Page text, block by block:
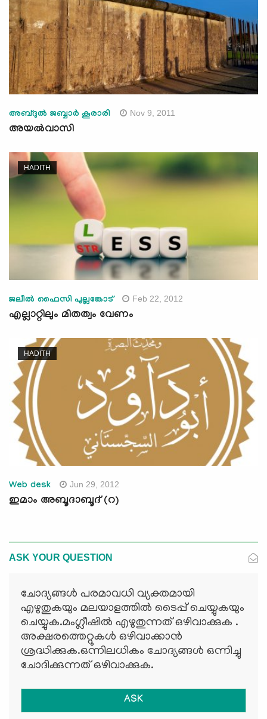
അബ്ദുല്‍ ജബ്ബാര്‍ കൂരാരി Nov 9, 2011
അയല്‍വാസി
HADITH
ജലീല്‍ ഫൈസി പുല്ലങ്കോട് Feb 22, 2012
എല്ലാറ്റിലും മിതത്വം വേണം
HADITH
Web desk Jun 29, 2012
ഇമാം അബൂദാബൂദ് (റ)
ASK YOUR QUESTION
ചോദ്യങ്ങള്‍ പരമാവധി വ്യക്തമായി
എഴുതുകയും മലയാളത്തില്‍ ടൈപ്പ് ചെയ്യുകയും
ചെയ്യുക.മംഗ്ലീഷില്‍ എഴുതുന്നത് ഒഴിവാക്കുക .
അക്ഷരത്തെറ്റുകള്‍ ഒഴിവാക്കാന്‍
ശ്രദ്ധിക്കുക.ഒന്നിലധികം ചോദ്യങ്ങള്‍ ഒന്നിച്ചു
ചോദിക്കുന്നത് ഒഴിവാക്കുക.
ASK